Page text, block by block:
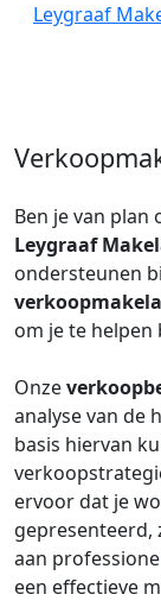
Leygraaf
Ben je van plan
Leygraaf
ondersteunen
om je te helpen
Onze
analyse van de
basis hiervan
ervoor dat je
gepresenteerd,
aan
een effectieve